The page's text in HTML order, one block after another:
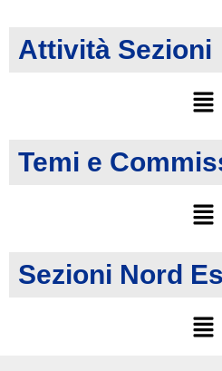
Attività Sezioni
Temi e
Sezioni Nord